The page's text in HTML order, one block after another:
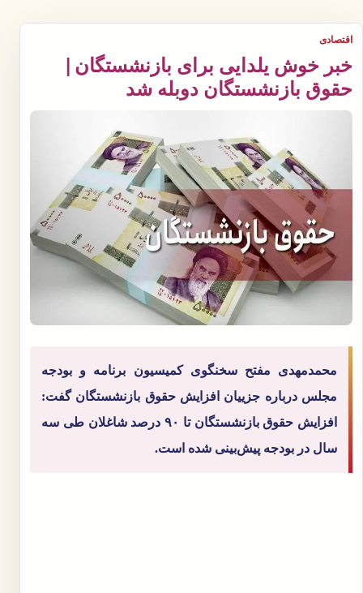
اقتصادی
خبر خوش یلدایی برای بازنشستگان |
حقوق بازنشستگان دوبله شد
محمدمهدی مفتح سخنگوی کمیسیون برنامه و بودجه
مجلس درباره جزییان افزایش حقوق بازنشستگان گفت:
افزایش حقوق بازنشستگان تا ۹۰ درصد شاغلان طی سه
سال در بودجه پیش‌بینی شده است.